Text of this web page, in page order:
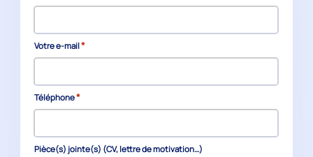
Votre e-mail*
Téléphone*
Pièce(s) jointe(s) (CV, lettre de motivation…)